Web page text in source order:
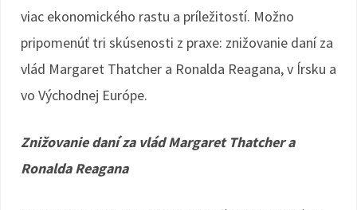
viac ekonomického rastu a príležitostí. Možno
pripomenúť tri skúsenosti z praxe: znižovanie daní za
vlád Margaret Thatcher a Ronalda Reagana, v Írsku a
vo Východnej Európe.
Znižovanie daní za vlád Margaret Thatcher a
Ronalda Reagana